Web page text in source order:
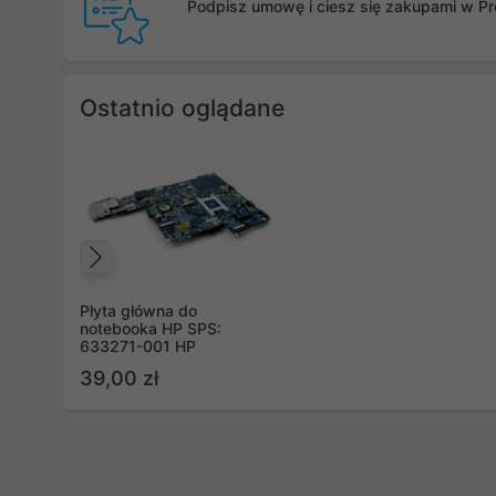
Podpisz umowę i ciesz się zakupami w
Ostatnio oglądane
Płyta główna do
notebooka HP SPS:
633271-001 HP
39,00 zł